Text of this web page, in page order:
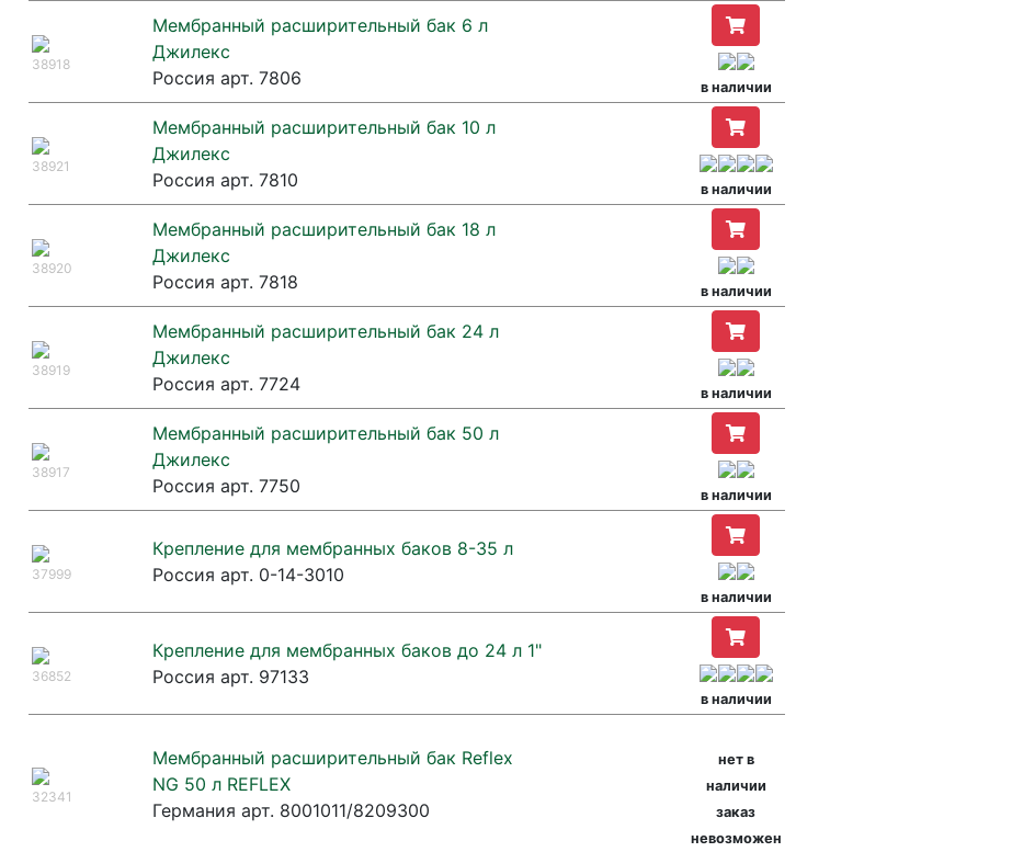
38918
Мембранный расширительный бак 6 л
Джилекс
Россия арт. 7806
в наличии
38921
Мембранный расширительный бак 10 л
Джилекс
Россия арт. 7810
в наличии
38920
Мембранный расширительный бак 18 л
Джилекс
Россия арт. 7818
в наличии
38919
Мембранный расширительный бак 24 л
Джилекс
Россия арт. 7724
в наличии
38917
Мембранный расширительный бак 50 л
Джилекс
Россия арт. 7750
в наличии
37999
Крепление для мембранных баков 8-35 л
Россия арт. 0-14-3010
в наличии
36852
Крепление для мембранных баков до 24 л 1"
Россия арт. 97133
в наличии
32341
Мембранный расширительный бак Reflex
NG 50 л REFLEX
Германия арт. 8001011/8209300
нет в
наличии
заказ
невозможен